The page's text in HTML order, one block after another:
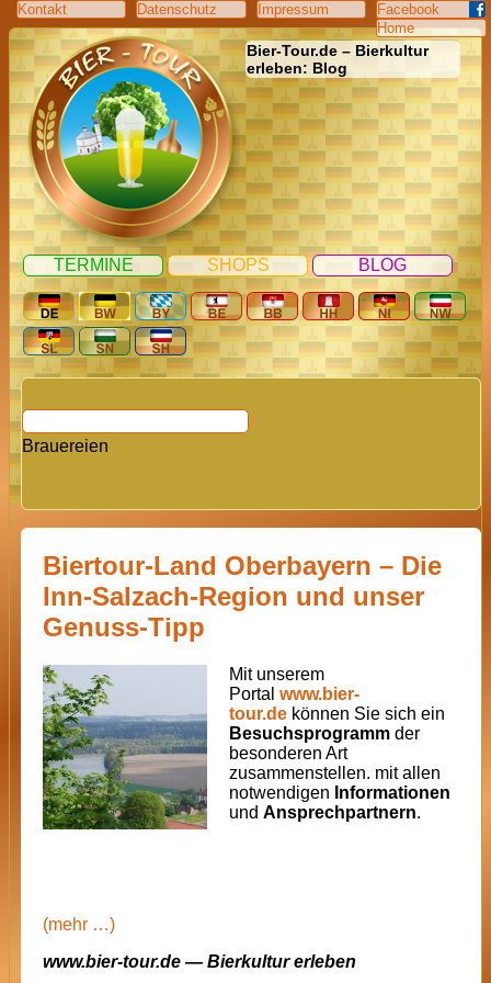
Facebook
Impressum
Datenschutz
Kontakt
Home
Bier-Tour.de – Bierkultur
erleben: Blog
TERMINE SHOPS BLOG
Biertour-Land Oberbayern – Die
Inn-Salzach-Region und unser
Genuss-Tipp
Mit unserem
Portalwww.bier-
tour.de können Sie sich ein
Besuchsprogramm der
besonderen Art
zusammenstellen. mit allen
notwendigen Informationen
undAnsprechpartnern.
(mehr …)
www.bier-tour.de — Bierkultur erleben